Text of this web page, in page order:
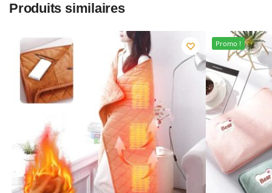
Produits similaires
Promo !